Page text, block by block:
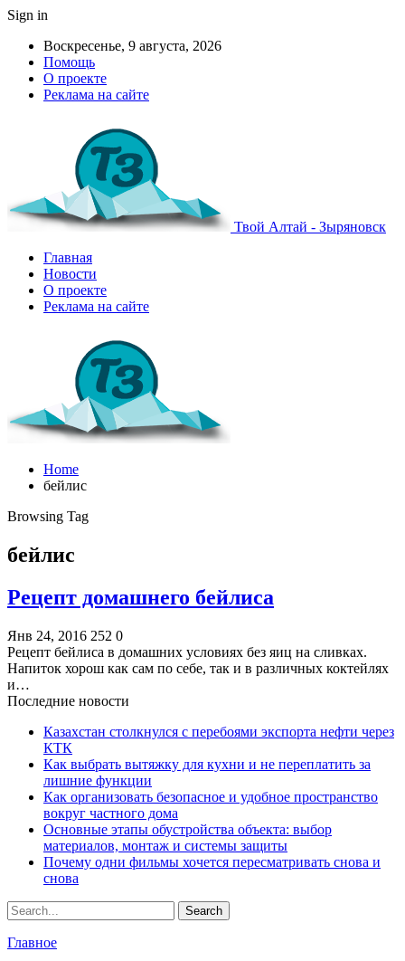
Sign in
Воскресенье, 9 августа, 2026
Помощь
О проекте
Реклама на сайте
Твой Алтай - Зыряновск
Главная
Новости
О проекте
Реклама на сайте
Home
бейлис
Browsing Tag
бейлис
Рецепт домашнего бейлиса
Янв 24, 2016 252 0
Рецепт бейлиса в домашних условиях без яиц на сливках.
Напиток хорош как сам по себе, так и в различных коктейлях
и…
Последние новости
Казахстан столкнулся с перебоями экспорта нефти через
КТК
Как выбрать вытяжку для кухни и не переплатить за
лишние функции
Как организовать безопасное и удобное пространство
вокруг частного дома
Основные этапы обустройства объекта: выбор
материалов, монтаж и системы защиты
Почему одни фильмы хочется пересматривать снова и
снова
Главное